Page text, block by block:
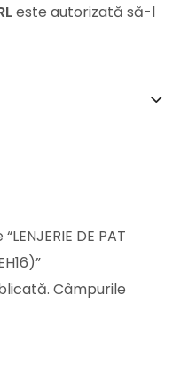
este autorizată să-l
DE PAT
Câmpurile